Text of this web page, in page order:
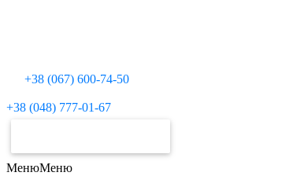
+38 (067) 600-74-50
+38 (048) 777-01-67
МенюМеню